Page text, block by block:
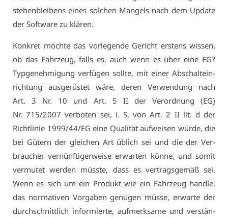
ste­hen­blei­bens ei­nes sol­chen Man­gels nach dem Up­date
der Soft­ware zu klä­ren.
Kon­kret möch­te das vor­le­gen­de Ge­richt ers­tens wis­sen,
ob das Fahr­zeug, falls es, auch wenn es über ei­ne EG?
Typ­ge­neh­mi­gung ver­fü­gen soll­te, mit ei­ner Ab­schalt­ein­
rich­tung aus­ge­rüs­tet wä­re, de­ren Ver­wen­dung nach
Art. 3 Nr. 10 und Art. 5 II der Ver­ord­nung (EG)
Nr. 715/2007 ver­bo­ten sei, i. S. von Art. 2 II lit. d der
Richt­li­nie 1999/44/EG ei­ne Qua­li­tät auf­wei­sen wür­de, die
bei Gü­tern der glei­chen Art üb­lich sei und die der Ver­
brau­cher ver­nünf­ti­ger­wei­se er­war­ten kön­ne, und so­mit
ver­mu­tet wer­den müss­te, dass es ver­trags­ge­mäß sei.
Wenn es sich um ein Pro­dukt wie ein Fahr­zeug hand­le,
das nor­ma­ti­ven Vor­ga­ben ge­nü­gen müs­se, er­war­te der
durch­schnitt­lich in­for­mier­te, auf­merk­sa­me und ver­stän­